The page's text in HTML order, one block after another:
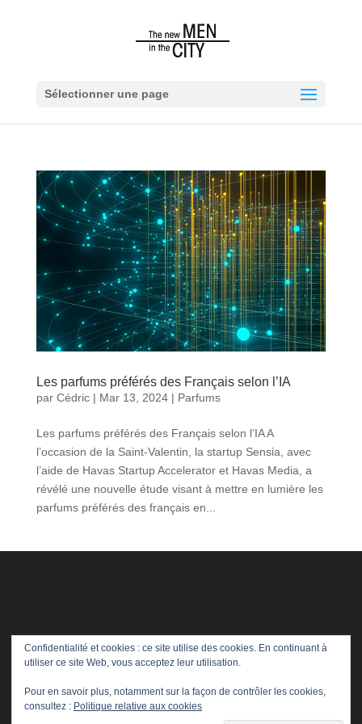
Sélectionner une page
Les parfums préférés des Français selon l’IA
par Cédric| Mar 13, 2024| Parfums
Les parfums préférés des Français selon l’IA A
l’occasion de la Saint-Valentin, la startup Sensia, avec
l’aide de Havas Startup Accelerator et Havas Media, a
révélé une nouvelle étude visant à mettre en lumière les
parfums préférés des français en...
Confidentialité et cookies : ce site utilise des cookies. En continuant à
utiliser ce site Web, vous acceptez leur utilisation.
Pour en savoir plus, notamment sur la façon de contrôler les cookies,
consultez : Politique relative aux cookies